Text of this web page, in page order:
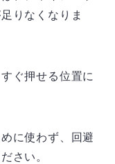
りなくなりま
ぐ押せる位置に
に使わず、回避
さい。